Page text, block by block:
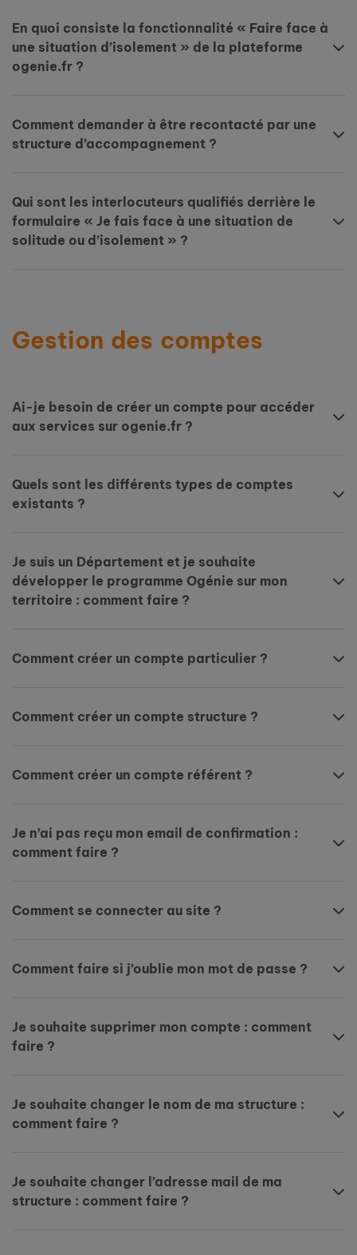
En quoi consiste la fonctionnalité « Faire face à
une situation d’isolement » de la plateforme
ogenie.fr ?
Comment demander à être recontacté par une
structure d’accompagnement ?
Qui sont les interlocuteurs qualifiés derrière le
formulaire « Je fais face à une situation de
solitude ou d’isolement » ?
Gestion des comptes
Ai-je besoin de créer un compte pour accéder
aux services sur ogenie.fr ?
Quels sont les différents types de comptes
existants ?
Je suis un Département et je souhaite
développer le programme Ogénie sur mon
territoire : comment faire ?
Comment créer un compte particulier ?
Comment créer un compte structure ?
Comment créer un compte référent ?
Je n’ai pas reçu mon email de confirmation :
comment faire ?
Comment se connecter au site ?
Comment faire si j’oublie mon mot de passe ?
Je souhaite supprimer mon compte : comment
faire ?
Je souhaite changer le nom de ma structure :
comment faire ?
Je souhaite changer l’adresse mail de ma
structure : comment faire ?